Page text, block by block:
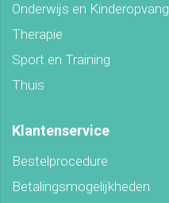
Onderwijs en Kinderopvang
Therapie
Sport en Training
Thuis
Klantenservice
Bestelprocedure
Betalingsmogelijkheden